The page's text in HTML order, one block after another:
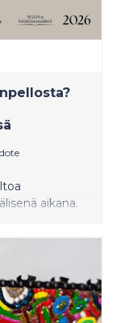
aikana.